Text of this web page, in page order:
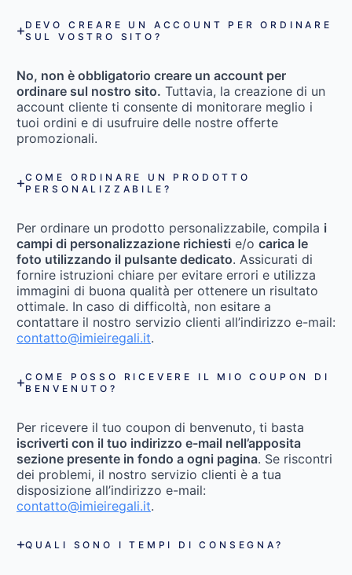
DEVO CREARE UN ACCOUNT PER ORDINARE
SUL VOSTRO SITO?
No, non è obbligatorio creare un account per
ordinare sul nostro sito. Tuttavia, la creazione di un
account cliente ti consente di monitorare meglio i
tuoi ordini e di usufruire delle nostre offerte
promozionali.
COME ORDINARE UN PRODOTTO
PERSONALIZZABILE?
Per ordinare un prodotto personalizzabile, compila i
campi di personalizzazione richiesti e/o carica le
foto utilizzando il pulsante dedicato. Assicurati di
fornire istruzioni chiare per evitare errori e utilizza
immagini di buona qualità per ottenere un risultato
ottimale. In caso di difficoltà, non esitare a
contattare il nostro servizio clienti all’indirizzo e-mail:
contatto@imieiregali.it.
COME POSSO RICEVERE IL MIO COUPON DI
BENVENUTO?
Per ricevere il tuo coupon di benvenuto, ti basta
iscriverti con il tuo indirizzo e-mail nell’apposita
sezione presente in fondo a ogni pagina. Se riscontri
dei problemi, il nostro servizio clienti è a tua
disposizione all’indirizzo e-mail:
contatto@imieiregali.it.
QUALI SONO I TEMPI DI CONSEGNA?